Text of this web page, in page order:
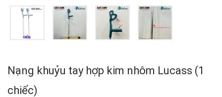
Nạng khuỷu tay hợp kim nhôm Lucass (1
chiếc)